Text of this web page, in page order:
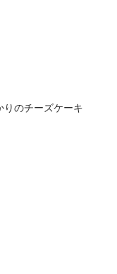
りのチーズケーキ